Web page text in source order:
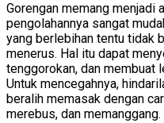
Gorengan memang menjadi
pengolahannya sangat
yang berlebihan tentu tidak
menerus. Hal itu dapat
tenggorokan, dan membuat
Untuk mencegahnya,
beralih memasak dengan
merebus, dan memanggang.